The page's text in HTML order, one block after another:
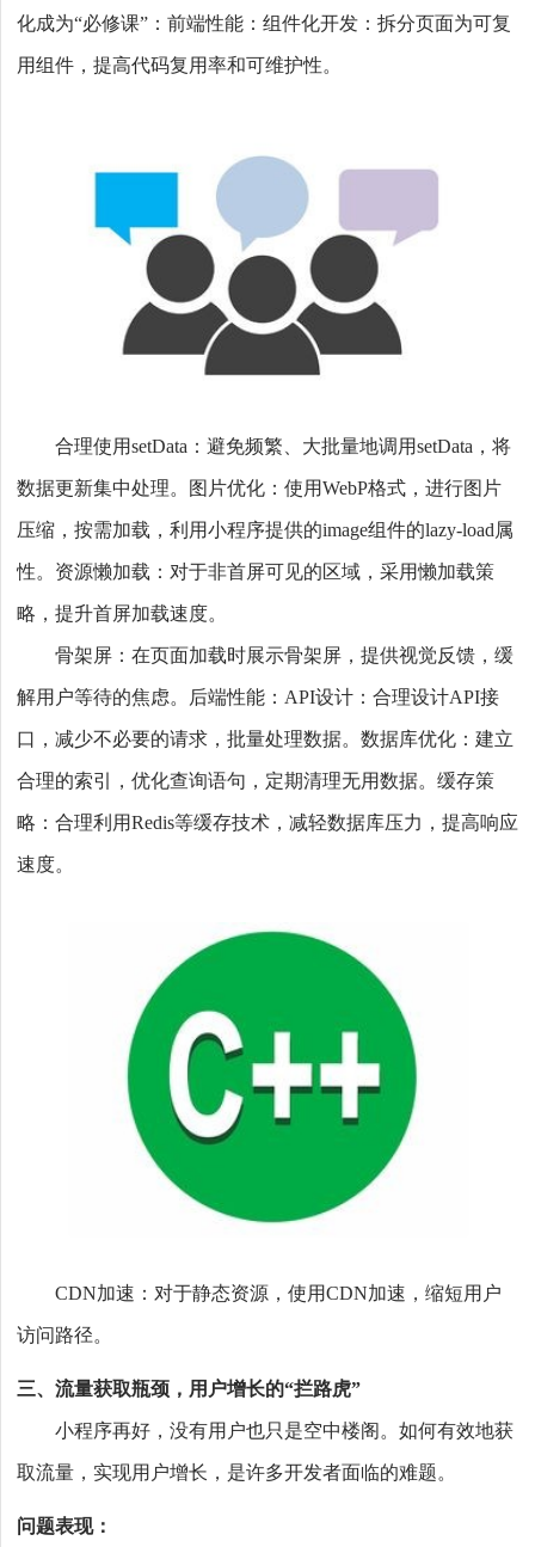
化成为“必修课”：前端性能：组件化开发：拆分页面为可复
用组件，提高代码复用率和可维护性。
合理使用setData：避免频繁、大批量地调用setData，将
数据更新集中处理。图片优化：使用WebP格式，进行图片
压缩，按需加载，利用小程序提供的image组件的lazy-load属
性。资源懒加载：对于非首屏可见的区域，采用懒加载策
略，提升首屏加载速度。
骨架屏：在页面加载时展示骨架屏，提供视觉反馈，缓
解用户等待的焦虑。后端性能：API设计：合理设计API接
口，减少不必要的请求，批量处理数据。数据库优化：建立
合理的索引，优化查询语句，定期清理无用数据。缓存策
略：合理利用Redis等缓存技术，减轻数据库压力，提高响应
速度。
CDN加速：对于静态资源，使用CDN加速，缩短用户
访问路径。
三、流量获取瓶颈，用户增长的“拦路虎”
小程序再好，没有用户也只是空中楼阁。如何有效地获
取流量，实现用户增长，是许多开发者面临的难题。
问题表现：